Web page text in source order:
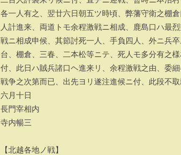
各一人有之、翌廿六日朝五ツ時頃、弊藩守衛之棚
人計進来、両道トモ余程激戦ニ相成、鹿島口ハ最
戦ニ相成申候、其節討死一人、手負四人、外ニ兵
台、棚倉、三春、二本松等ニテ、死人モ多分有之
付、此日ハ賊兵諸口ヘ進来リ、余程激戦之由、委
戦争之次第而已、出先ヨリ遂注進候ニ付、此段不
六月十日
長門宰相内
寺内暢三
【北越各地ノ戦】